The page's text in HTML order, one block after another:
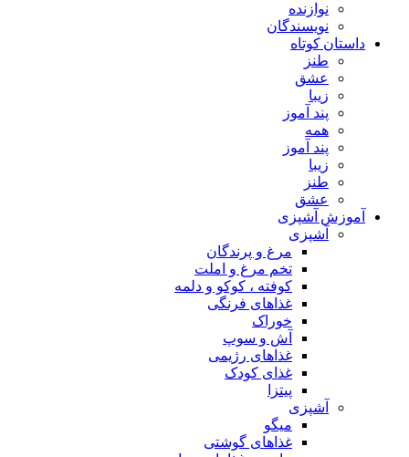
نوازنده
نویسندگان
داستان کوتاه
طنز
عشق
زیبا
پند آموز
همه
پند آموز
زیبا
طنز
عشق
آموزش آشپزی
آشپزی
مرغ و پرندگان
تخم مرغ و املت
کوفته ، کوکو و دلمه
غذاهای فرنگی
خوراک
آش و سوپ
غذاهای رژیمی
غذای کودک
پیتزا
آشپزی
میگو
غذاهای گوشتی